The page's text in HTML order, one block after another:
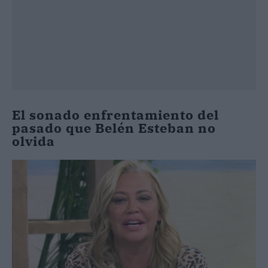
El sonado enfrentamiento del
pasado que Belén Esteban no
olvida